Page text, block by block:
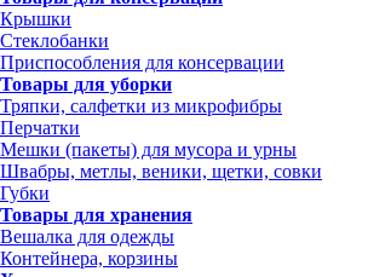
Крышки
Стеклобанки
Приспособления для консервации
Товары для уборки
Тряпки, салфетки из микрофибры
Перчатки
Мешки (пакеты) для мусора и урны
Швабры, метлы, веники, щетки, совки
Губки
Товары для хранения
Вешалка для одежды
Контейнера, корзины